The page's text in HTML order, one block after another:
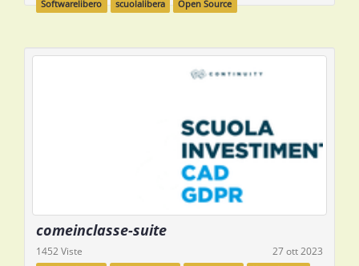
Softwarelibero
scuolalibera Open Source
comeinclasse-suite
1452 Viste 27 ott 2023